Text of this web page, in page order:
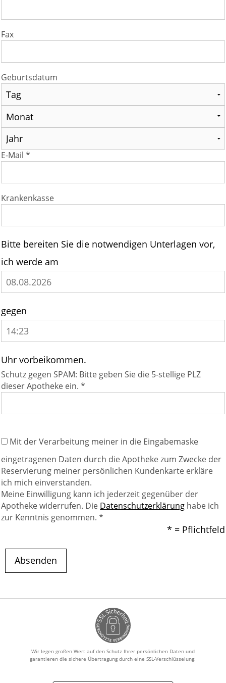
Fax
Geburtsdatum
E-Mail *
Krankenkasse
Bitte bereiten Sie die notwendigen Unterlagen vor,
ich werde am
gegen
Uhr vorbeikommen.
Schutz gegen SPAM: Bitte geben Sie die 5-stellige PLZ
dieser Apotheke ein. *
Mit der Verarbeitung meiner in die Eingabemaske
eingetragenen Daten durch die Apotheke zum Zwecke der
Reservierung meiner persönlichen Kundenkarte erkläre
ich mich einverstanden.
Meine Einwilligung kann ich jederzeit gegenüber der
Apotheke widerrufen. Die Datenschutzerklärung habe ich
zur Kenntnis genommen. *
* = Pflichtfeld
Absenden
Wir legen großen Wert auf den Schutz Ihrer persönlichen Daten und
garantieren die sichere Übertragung durch eine SSL-Verschlüsselung.